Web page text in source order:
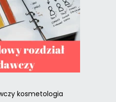
kosmetologia